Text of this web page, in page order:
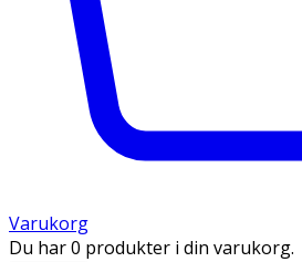
Varukorg
Du har 0 produkter i din varukorg.